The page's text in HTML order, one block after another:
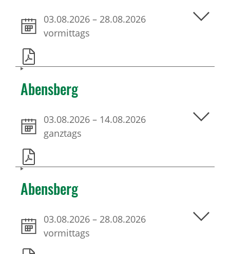
03.08.2026 – 28.08.2026
vormittags
Abensberg
03.08.2026 – 14.08.2026
ganztags
Abensberg
03.08.2026 – 28.08.2026
vormittags